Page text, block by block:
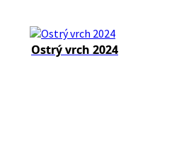
Ostrý vrch 2024